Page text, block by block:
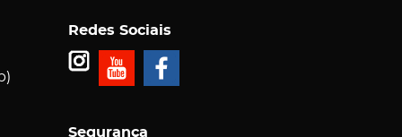
Redes Sociais
Segurança